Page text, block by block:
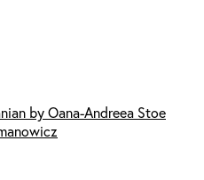
by Oana-Andreea Stoe